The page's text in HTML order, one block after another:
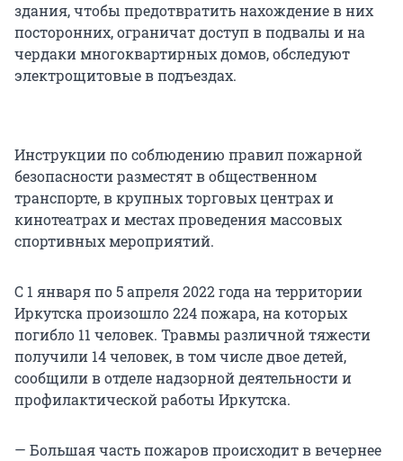
здания, чтобы предотвратить нахождение в них
посторонних, ограничат доступ в подвалы и на
чердаки многоквартирных домов, обследуют
электрощитовые в подъездах.
Инструкции по соблюдению правил пожарной
безопасности разместят в общественном
транспорте, в крупных торговых центрах и
кинотеатрах и местах проведения массовых
спортивных мероприятий.
С 1 января по 5 апреля 2022 года на территории
Иркутска произошло 224 пожара, на которых
погибло 11 человек. Травмы различной тяжести
получили 14 человек, в том числе двое детей,
сообщили в отделе надзорной деятельности и
профилактической работы Иркутска.
— Большая часть пожаров происходит в вечернее